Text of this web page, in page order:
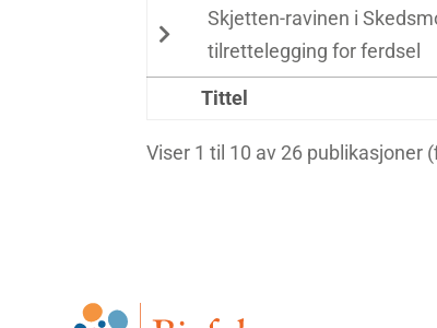
Skjetten-ravinen i
tilrettelegging for ferdsel
Tittel
Viser 1 til 10 av 26